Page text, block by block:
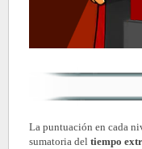
La puntuación en cada
sumatoria del tiempo